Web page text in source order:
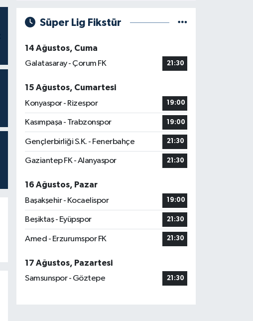
Süper Lig Fikstür
14 Ağustos, Cuma
Galatasaray - Çorum FK
21:30
15 Ağustos, Cumartesi
Konyaspor - Rizespor
19:00
Kasımpaşa - Trabzonspor 19:00
Gençlerbirliği S.K. - Fenerbahçe 21:30
Gaziantep FK - Alanyaspor 21:30
16 Ağustos, Pazar
Başakşehir - Kocaelispor
19:00
Beşiktaş - Eyüpspor 21:30
Amed - Erzurumspor FK 21:30
17 Ağustos, Pazartesi
Samsunspor - Göztepe
21:30